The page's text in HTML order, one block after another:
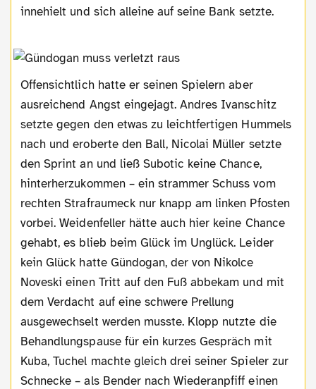
innehielt und sich alleine auf seine Bank setzte.
Offensichtlich hatte er seinen Spielern aber
ausreichend Angst eingejagt. Andres Ivanschitz
setzte gegen den etwas zu leichtfertigen Hummels
nach und eroberte den Ball, Nicolai Müller setzte
den Sprint an und ließ Subotic keine Chance,
hinterherzukommen – ein strammer Schuss vom
rechten Strafraumeck nur knapp am linken Pfosten
vorbei. Weidenfeller hätte auch hier keine Chance
gehabt, es blieb beim Glück im Unglück. Leider
kein Glück hatte Gündogan, der von Nikolce
Noveski einen Tritt auf den Fuß abbekam und mit
dem Verdacht auf eine schwere Prellung
ausgewechselt werden musste. Klopp nutzte die
Behandlungspause für ein kurzes Gespräch mit
Kuba, Tuchel machte gleich drei seiner Spieler zur
Schnecke – als Bender nach Wiederanpfiff einen